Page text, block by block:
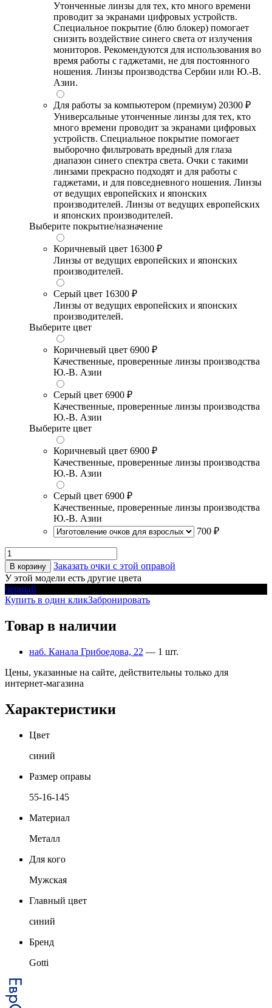
Утонченные линзы для тех, кто много времени
проводит за экранами цифровых устройств.
Специальное покрытие (блю блокер) помогает
снизить воздействие синего света от излучения
мониторов. Рекомендуются для использования во
время работы с гаджетами, не для постоянного
ношения. Линзы производства Сербии или Ю.-В.
Азии.
Для работы за компьютером (премиум) 20300 ₽
Универсальные утонченные линзы для тех, кто
много времени проводит за экранами цифровых
устройств. Специальное покрытие помогает
выборочно фильтровать вредный для глаза
диапазон синего спектра света. Очки с такими
линзами прекрасно подходят и для работы с
гаджетами, и для повседневного ношения. Линзы
от ведущих европейских и японских
производителей. Линзы от ведущих европейских
и японских производителей.
Выберите покрытие/назначение
Коричневый цвет 16300 ₽
Линзы от ведущих европейских и японских
производителей.
Серый цвет 16300 ₽
Линзы от ведущих европейских и японских
производителей.
Выберите цвет
Коричневый цвет 6900 ₽
Качественные, проверенные линзы производства
Ю.-В. Азии
Серый цвет 6900 ₽
Качественные, проверенные линзы производства
Ю.-В. Азии
Выберите цвет
Коричневый цвет 6900 ₽
Качественные, проверенные линзы производства
Ю.-В. Азии
Серый цвет 6900 ₽
Качественные, проверенные линзы производства
Ю.-В. Азии
700 ₽
В корзину
Заказать очки с этой оправой
У этой модели есть другие цвета
черный
Купить в один кликЗабронировать
Товар в наличии
наб. Канала Грибоедова, 22 — 1 шт.
Цены, указанные на сайте, действительны только для
интернет-магазина
Характеристики
Цвет
синий
Размер оправы
55-16-145
Материал
Металл
Для кого
Мужская
Главный цвет
синий
Бренд
Gotti